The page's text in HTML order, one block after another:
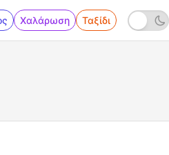
Χαλάρωση Ταξίδι